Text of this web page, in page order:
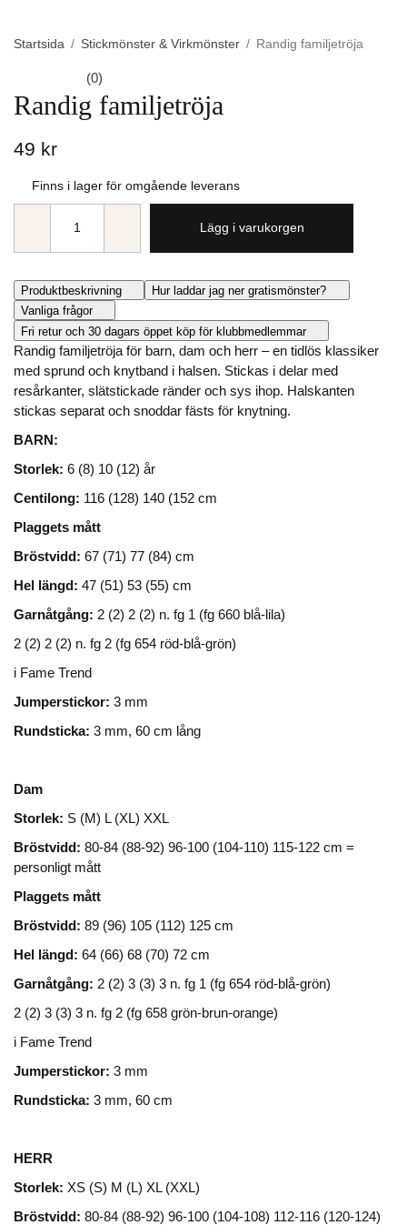
Startsida / Stickmönster & Virkmönster / Randig familjetröja
(0)
Randig familjetröja
49 kr
Finns i lager för omgående leverans
Lägg i varukorgen
Produktbeskrivning
Hur laddar jag ner gratismönster?
Vanliga frågor
Fri retur och 30 dagars öppet köp för klubbmedlemmar
Randig familjetröja för barn, dam och herr – en tidlös klassiker
med sprund och knytband i halsen. Stickas i delar med
resårkanter, slätstickade ränder och sys ihop. Halskanten
stickas separat och snoddar fästs för knytning.
BARN:
Storlek: 6 (8) 10 (12) år
Centilong: 116 (128) 140 (152 cm
Plaggets mått
Bröstvidd: 67 (71) 77 (84) cm
Hel längd: 47 (51) 53 (55) cm
Garnåtgång: 2 (2) 2 (2) n. fg 1 (fg 660 blå-lila)
2 (2) 2 (2) n. fg 2 (fg 654 röd-blå-grön)
i Fame Trend
Jumperstickor: 3 mm
Rundsticka: 3 mm, 60 cm lång
Dam
Storlek: S (M) L (XL) XXL
Bröstvidd: 80-84 (88-92) 96-100 (104-110) 115-122 cm =
personligt mått
Plaggets mått
Bröstvidd: 89 (96) 105 (112) 125 cm
Hel längd: 64 (66) 68 (70) 72 cm
Garnåtgång: 2 (2) 3 (3) 3 n. fg 1 (fg 654 röd-blå-grön)
2 (2) 3 (3) 3 n. fg 2 (fg 658 grön-brun-orange)
i Fame Trend
Jumperstickor: 3 mm
Rundsticka: 3 mm, 60 cm
HERR
Storlek: XS (S) M (L) XL (XXL)
Bröstvidd: 80-84 (88-92) 96-100 (104-108) 112-116 (120-124)